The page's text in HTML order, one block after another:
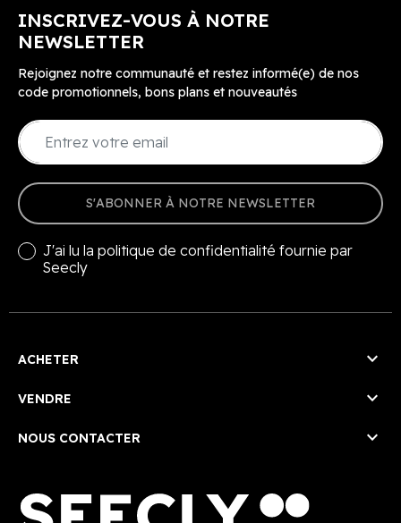
INSCRIVEZ-VOUS À NOTRE
NEWSLETTER
Rejoignez notre communauté et restez informé(e) de nos
code promotionnels, bons plans et nouveautés
S'ABONNER À NOTRE NEWSLETTER
J'ai lu la politique de confidentialité fournie par
Seecly
ACHETER 
VENDRE 
NOUS CONTACTER 